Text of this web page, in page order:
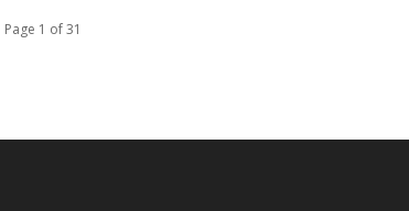
Page 1 of 31